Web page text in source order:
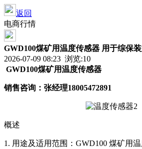
返回
电商行情
GWD100煤矿用温度传感器 用于综保
2026-07-09 08:23 浏览:10
GWD100煤矿用温度传感器
销售咨询：张经理18005472891
概述
1. 用途及适用范围：GWD100 煤矿用